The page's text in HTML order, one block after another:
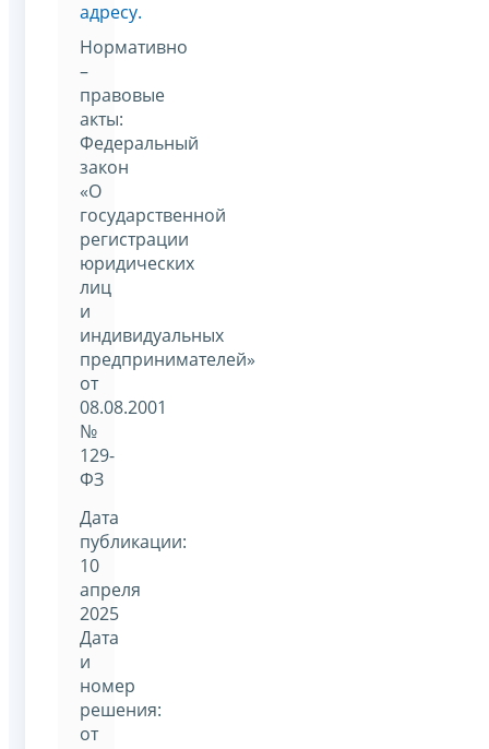
адресу.
Нормативно
–
правовые
акты:
Федеральный
закон
«О
государственной
регистрации
юридических
лиц
и
индивидуальных
предпринимателей»
от
08.08.2001
№
129-
ФЗ
Дата
публикации:
10
апреля
2025
Дата
и
номер
решения:
от